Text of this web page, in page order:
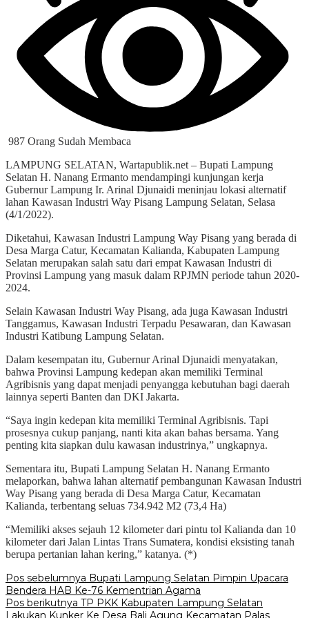
987 Orang Sudah Membaca
LAMPUNG SELATAN, Wartapublik.net – Bupati Lampung
Selatan H. Nanang Ermanto mendampingi kunjungan kerja
Gubernur Lampung Ir. Arinal Djunaidi meninjau lokasi alternatif
lahan Kawasan Industri Way Pisang Lampung Selatan, Selasa
(4/1/2022).
Diketahui, Kawasan Industri Lampung Way Pisang yang berada di
Desa Marga Catur, Kecamatan Kalianda, Kabupaten Lampung
Selatan merupakan salah satu dari empat Kawasan Industri di
Provinsi Lampung yang masuk dalam RPJMN periode tahun 2020-
2024.
Selain Kawasan Industri Way Pisang, ada juga Kawasan Industri
Tanggamus, Kawasan Industri Terpadu Pesawaran, dan Kawasan
Industri Katibung Lampung Selatan.
Dalam kesempatan itu, Gubernur Arinal Djunaidi menyatakan,
bahwa Provinsi Lampung kedepan akan memiliki Terminal
Agribisnis yang dapat menjadi penyangga kebutuhan bagi daerah
lainnya seperti Banten dan DKI Jakarta.
“Saya ingin kedepan kita memiliki Terminal Agribisnis. Tapi
prosesnya cukup panjang, nanti kita akan bahas bersama. Yang
penting kita siapkan dulu kawasan industrinya,” ungkapnya.
Sementara itu, Bupati Lampung Selatan H. Nanang Ermanto
melaporkan, bahwa lahan alternatif pembangunan Kawasan Industri
Way Pisang yang berada di Desa Marga Catur, Kecamatan
Kalianda, terbentang seluas 734.942 M2 (73,4 Ha)
“Memiliki akses sejauh 12 kilometer dari pintu tol Kalianda dan 10
kilometer dari Jalan Lintas Trans Sumatera, kondisi eksisting tanah
berupa pertanian lahan kering,” katanya. (*)
Navigasi
pos
Pos sebelumnya Bupati Lampung Selatan Pimpin Upacara
Bendera HAB Ke-76 Kementrian Agama
Pos berikutnya TP PKK Kabupaten Lampung Selatan
Lakukan Kunker Ke Desa Bali Agung Kecamatan Palas